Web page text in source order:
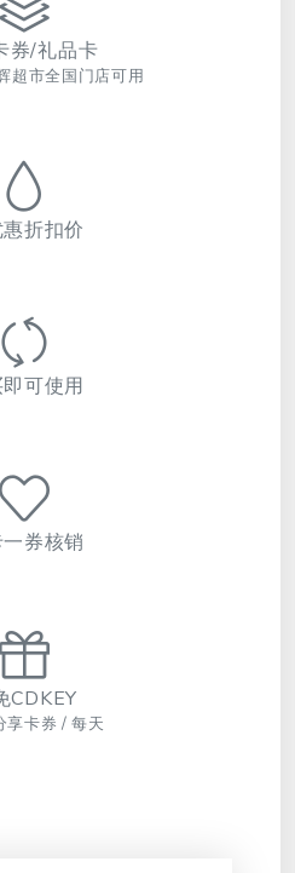
券/礼品卡
超市全国门店可用
折扣价
可使用
券核销
CDKEY
享卡券 / 每天